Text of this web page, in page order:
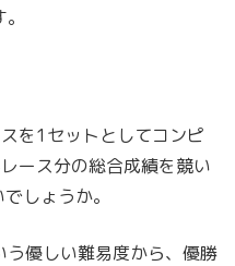
を1セットとしてコンピ
ース分の総合成績を競い
しょうか。
優しい難易度から、優勝